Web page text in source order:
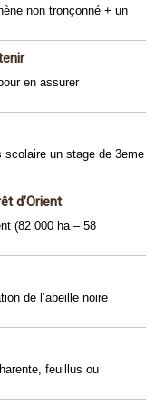
non tronçonné + un
en assurer
scolaire un stage de 3eme
d’Orient
(82 000 ha – 58
de l’abeille noire
feuillus ou